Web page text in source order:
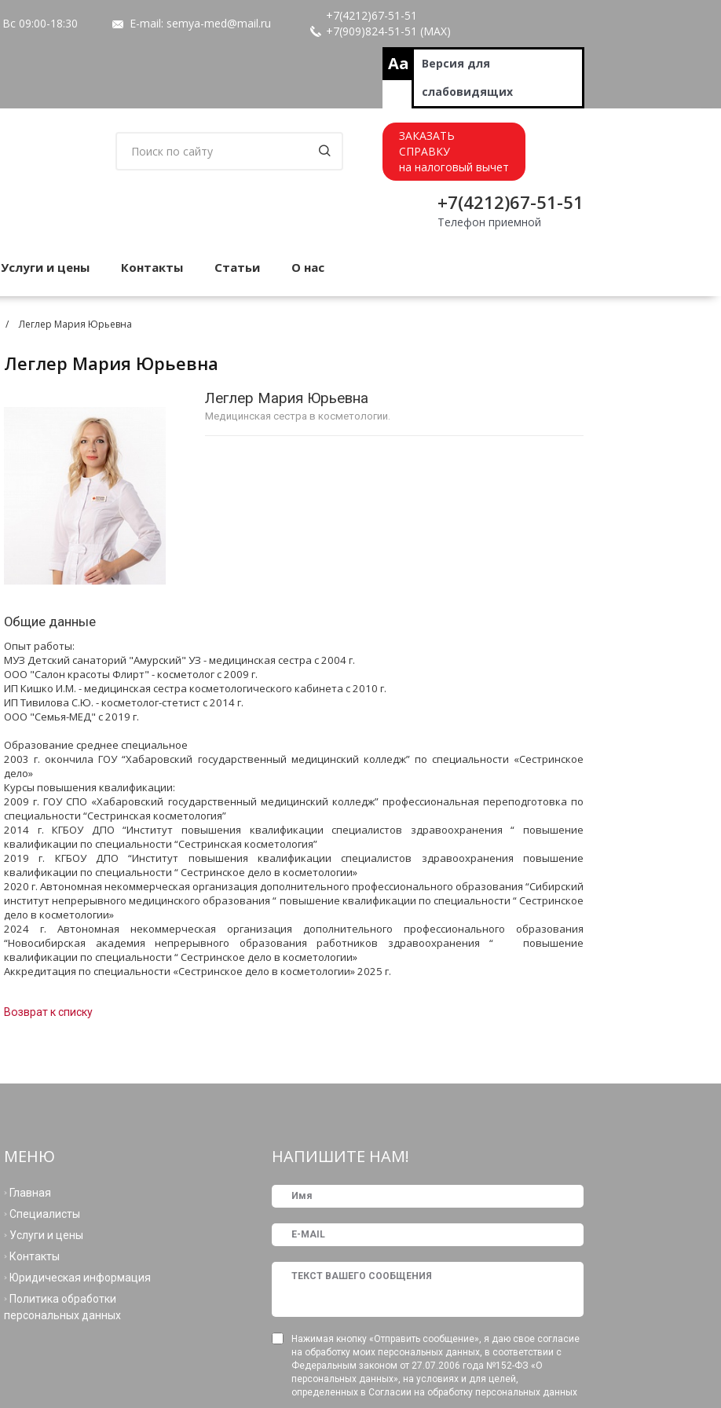
Вс 09:00-18:30 E-mail: semya-med@mail.ru
+7(4212)67-51-51
+7(909)824-51-51 (МАХ)
Aa
Версия для
слабовидящих
ЗАКАЗАТЬ
СПРАВКУ
на налоговый вычет
+7(4212)67-51-51
Телефон приемной
Услуги и цены Контакты Статьи О нас
Леглер Мария Юрьевна
Леглер Мария Юрьевна
Леглер Мария Юрьевна
Медицинская сестра в косметологии.
Общие данные
Опыт работы:
МУЗ Детский санаторий "Амурский" УЗ - медицинская сестра с 2004 г.
ООО "Салон красоты Флирт" - косметолог с 2009 г.
ИП Кишко И.М. - медицинская сестра косметологического кабинета с 2010 г.
ИП Тивилова С.Ю. - косметолог-стетист с 2014 г.
ООО "Семья-МЕД" с 2019 г.
Образование среднее специальное
2003 г. окончила ГОУ “Хабаровский государственный медицинский колледж” по специальности «Сестринское
дело»
Курсы повышения квалификации:
2009 г. ГОУ СПО «Хабаровский государственный медицинский колледж” профессиональная переподготовка по
специальности “Сестринская косметология”
2014 г. КГБОУ ДПО “Институт повышения квалификации специалистов здравоохранения “ повышение
квалификации по специальности “Сестринская косметология”
2019 г. КГБОУ ДПО “Институт повышения квалификации специалистов здравоохранения повышение
квалификации по специальности “ Сестринское дело в косметологии»
2020 г. Автономная некоммерческая организация дополнительного профессионального образования “Cибирский
институт непрерывного медицинского образования “ повышение квалификации по специальности “ Сестринское
дело в косметологии»
2024 г. Автономная некоммерческая организация дополнительного профессионального образования
“Новосибирская академия непрерывного образования работников здравоохранения “ повышение
квалификации по специальности “ Сестринское дело в косметологии»
Аккредитация по специальности «Сестринское дело в косметологии» 2025 г.
Возврат к списку
НАПИШИТЕ НАМ!
Нажимая кнопку «Отправить сообщение», я даю свое согласие
на обработку моих персональных данных, в соответствии с
Федеральным законом от 27.07.2006 года №152-ФЗ «О
персональных данных», на условиях и для целей,
определенных в Согласии на обработку персональных данных
МЕНЮ
Главная
Специалисты
Услуги и цены
Контакты
Юридическая информация
Политика обработки
персональных данных